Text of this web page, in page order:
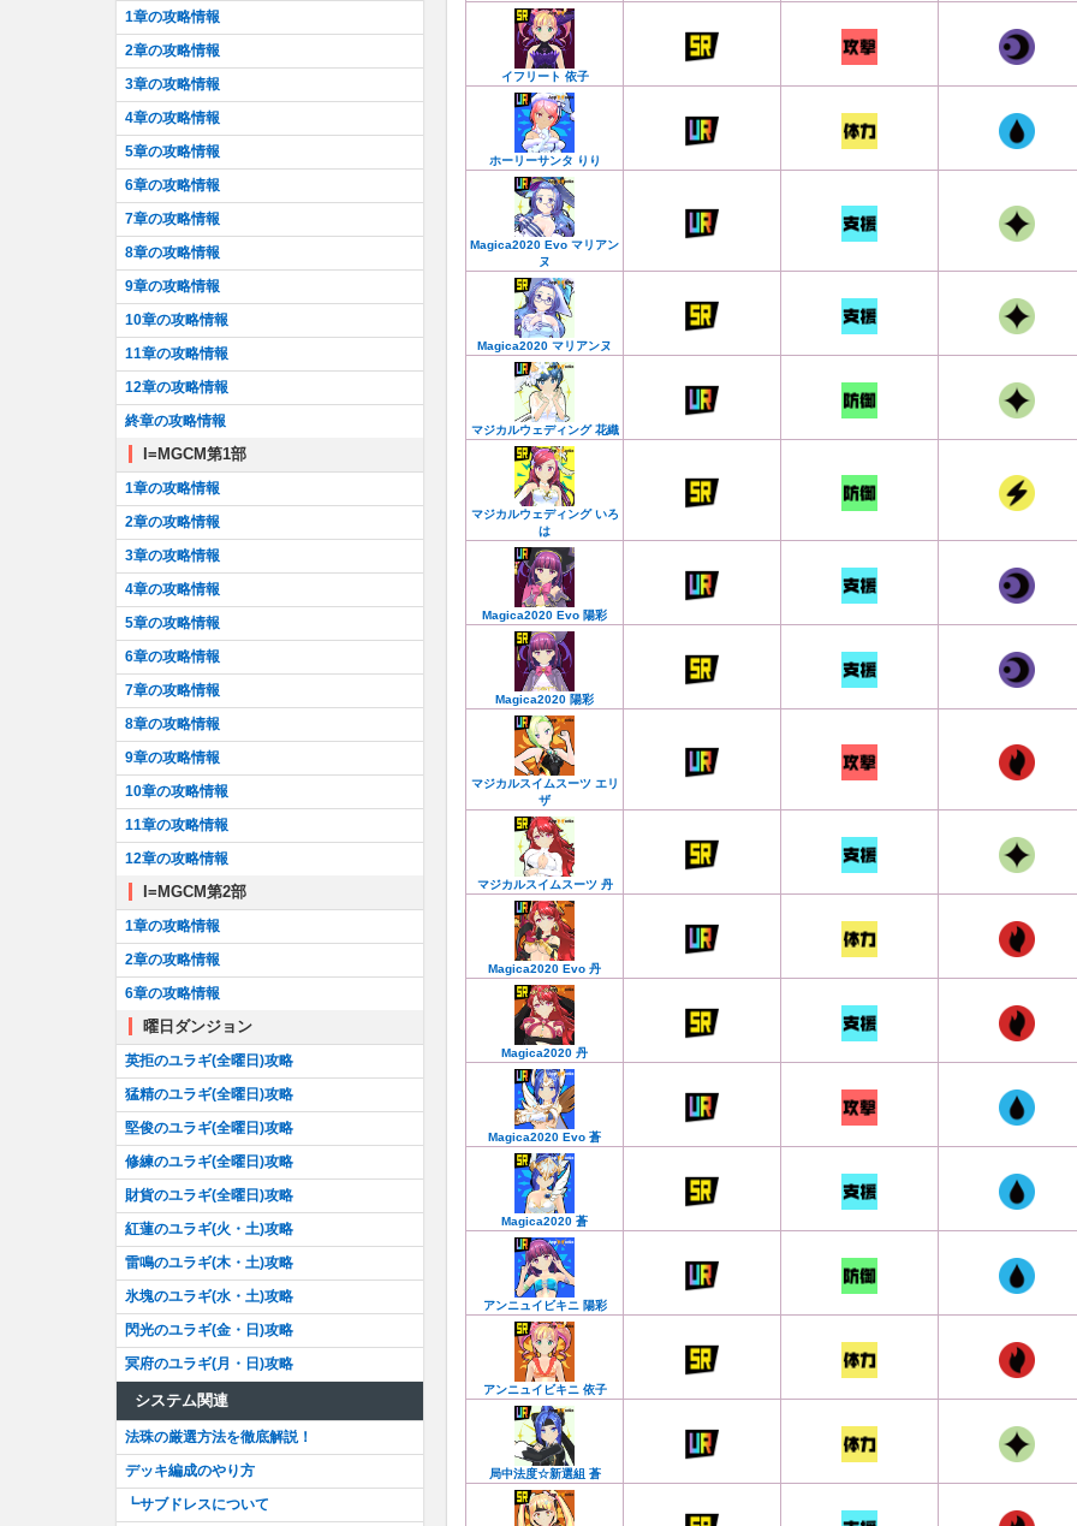
イフリート 依子
ホーリーサンタ りり
Magica2020 Evo マリアン
ヌ
Magica2020 マリアンヌ
マジカルウェディング 花織
マジカルウェディング いろ
は
Magica2020 Evo 陽彩
Magica2020 陽彩
マジカルスイムスーツ エリ
ザ
マジカルスイムスーツ 丹
Magica2020 Evo 丹
Magica2020 丹
Magica2020 Evo 蒼
Magica2020 蒼
アンニュイビキニ 陽彩
アンニュイビキニ 依子
局中法度☆新選組 蒼
1章の攻略情報
2章の攻略情報
3章の攻略情報
4章の攻略情報
5章の攻略情報
6章の攻略情報
7章の攻略情報
8章の攻略情報
9章の攻略情報
10章の攻略情報
11章の攻略情報
12章の攻略情報
終章の攻略情報
I=MGCM第1部
1章の攻略情報
2章の攻略情報
3章の攻略情報
4章の攻略情報
5章の攻略情報
6章の攻略情報
7章の攻略情報
8章の攻略情報
9章の攻略情報
10章の攻略情報
11章の攻略情報
12章の攻略情報
I=MGCM第2部
1章の攻略情報
2章の攻略情報
6章の攻略情報
曜日ダンジョン
英拒のユラギ(全曜日)攻略
猛精のユラギ(全曜日)攻略
堅俊のユラギ(全曜日)攻略
修練のユラギ(全曜日)攻略
財貨のユラギ(全曜日)攻略
紅蓮のユラギ(火・土)攻略
雷鳴のユラギ(木・土)攻略
氷塊のユラギ(水・土)攻略
閃光のユラギ(金・日)攻略
冥府のユラギ(月・日)攻略
システム関連
法珠の厳選方法を徹底解説！
デッキ編成のやり方
┗サブドレスについて